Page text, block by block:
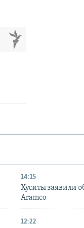
14:15
Хуситы заявили
Aramco
12:22